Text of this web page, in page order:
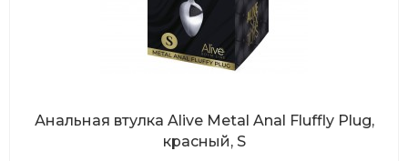
Анальная втулка Alive Metal Anal Fluffly Plug,
красный, S